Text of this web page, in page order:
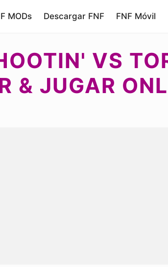
MODs Descargar FNF FNF Móvil
VS
& JUGAR